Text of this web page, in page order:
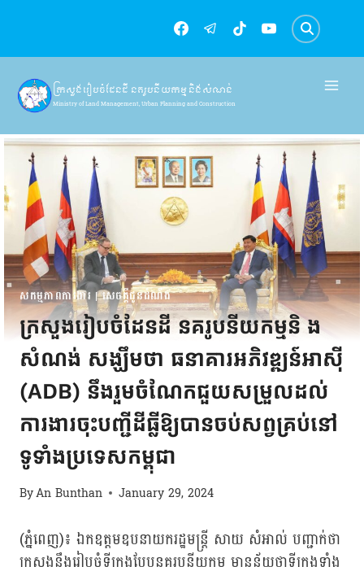
content
ក្រសួងរៀបចំដែនដី នគរូបនីយកម្ម និងសំណង់
Ministry of Land Management, Urban Planning and Construction
សកម្មភាពការងារ|សេចក្តីជូនដំណឹង
ក្រសួងរៀបចំដែនដី នគរូបនីយកម្មនិ ង
សំណង់ សង្ឃឹមថា ធនាគារអភិវឌ្ឍន៍អាស៊ី
(ADB) នឹងរួមចំណែកជួយសម្រួលដល់
ការងារចុះបញ្ជីដីធ្លីឱ្យបានចប់សព្វគ្រប់នៅ
ទូទាំងប្រទេសកម្ពុជា
ByAn Bunthan January 29, 2024
(ភ្នំពេញ)៖ ឯកឧត្តមឧបនាយករដ្ឋមន្ត្រី សាយ សំអាល់ បញ្ជាក់ថា